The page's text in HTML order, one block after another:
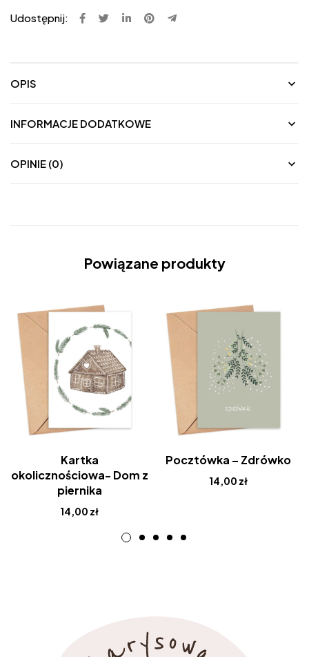
Udostępnij:
OPIS
INFORMACJE DODATKOWE
OPINIE (0)
Powiązane produkty
Kartka
okolicznościowa- Dom z
piernika
14,00 zł
Pocztówka – Zdrówko
14,00 zł